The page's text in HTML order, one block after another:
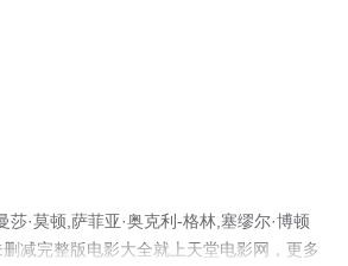
·莫顿,萨菲亚·奥克利-格林,塞缪尔·博顿
减完整版电影大全就上天堂电影网，更多